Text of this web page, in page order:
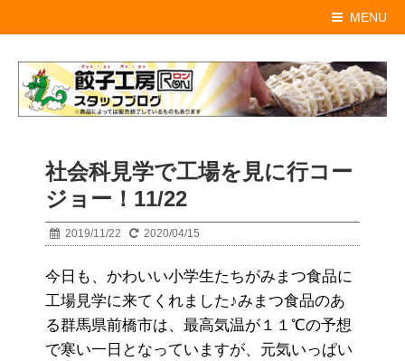
MENU
社会科見学で工場を見に行コー
ジョー！11/22
2019/11/22 2020/04/15
今日も、かわいい小学生たちがみまつ食品に
工場見学に来てくれました♪みまつ食品のあ
る群馬県前橋市は、最高気温が１１℃の予想
で寒い一日となっていますが、元気いっぱい